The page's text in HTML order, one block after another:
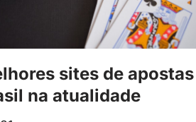
sites de apostas
na atualidade